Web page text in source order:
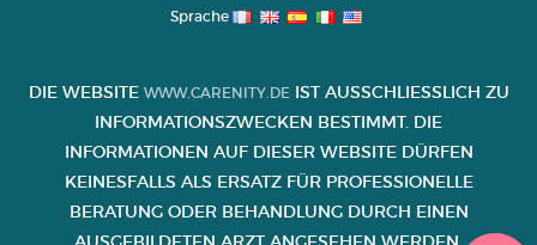
Sprache
DIE WEBSITE WWW.CARENITY.DEIST AUSSCHLIESSLICH ZU I
NFORMATIONSZWECKEN BESTIMMT. DIE I
NFORMATIONEN AUF DIESER WEBSITE DÜRFEN K
EINESFALLS ALS ERSATZ FÜR PROFESSIONELLE B
ERATUNG ODER BEHANDLUNG DURCH EINEN A